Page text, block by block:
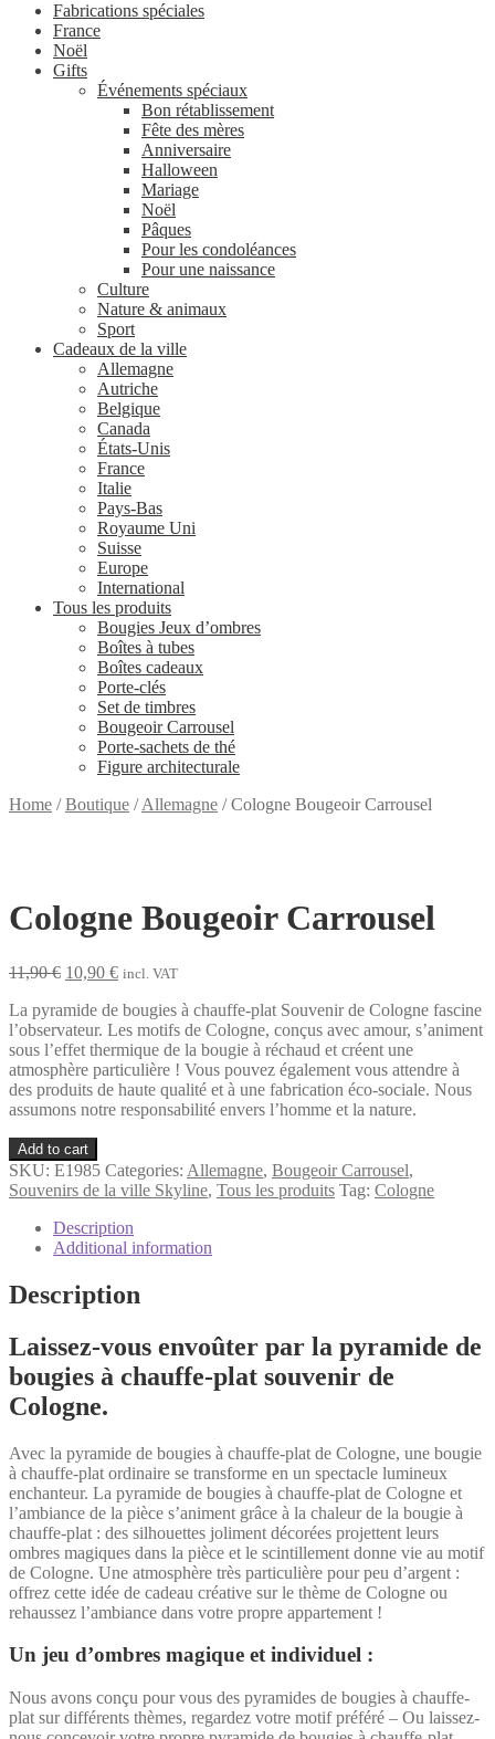
Fabrications spéciales
France
Noël
Gifts
Événements spéciaux
Bon rétablissement
Fête des mères
Anniversaire
Halloween
Mariage
Noël
Pâques
Pour les condoléances
Pour une naissance
Culture
Nature & animaux
Sport
Cadeaux de la ville
Allemagne
Autriche
Belgique
Canada
États-Unis
France
Italie
Pays-Bas
Royaume Uni
Suisse
Europe
International
Tous les produits
Bougies Jeux d’ombres
Boîtes à tubes
Boîtes cadeaux
Porte-clés
Set de timbres
Bougeoir Carrousel
Porte-sachets de thé
Figure architecturale
Home /Boutique /Allemagne /Cologne Bougeoir Carrousel
Cologne Bougeoir Carrousel
11,90€ Original
was:
11,90 €.
10,90 €Current
is:
10,90 €.
incl. VAT
La pyramide de bougies à chauffe-plat Souvenir de Cologne fascine
l’observateur. Les motifs de Cologne, conçus avec amour, s’animent
sous l’effet thermique de la bougie à réchaud et créent une
atmosphère particulière ! Vous pouvez également vous attendre à
des produits de haute qualité et à une fabrication éco-sociale. Nous
assumons notre responsabilité envers l’homme et la nature.
Cologne
Bougeoir
Carrousel
Add to cart
SKU: E1985 Categories: Allemagne, Bougeoir Carrousel,
Souvenirs de la ville Skyline, Tous les produits Tag: Cologne
Description
Additional information
Description
Laissez-vous envoûter par la pyramide de
bougies à chauffe-plat souvenir de
Cologne.
Avec la pyramide de bougies à chauffe-plat de Cologne, une bougie
à chauffe-plat ordinaire se transforme en un spectacle lumineux
enchanteur. La pyramide de bougies à chauffe-plat de Cologne et
l’ambiance de la pièce s’animent grâce à la chaleur de la bougie à
chauffe-plat : des silhouettes joliment décorées projettent leurs
ombres magiques dans la pièce et le scintillement donne vie au motif
de Cologne. Une atmosphère très particulière pour peu d’argent :
offrez cette idée de cadeau créative sur le thème de Cologne ou
rehaussez l’ambiance dans votre propre appartement !
Un jeu d’ombres magique et individuel :
Nous avons conçu pour vous des pyramides de bougies à chauffe-
plat sur différents thèmes, regardez votre motif préféré – Ou laissez-